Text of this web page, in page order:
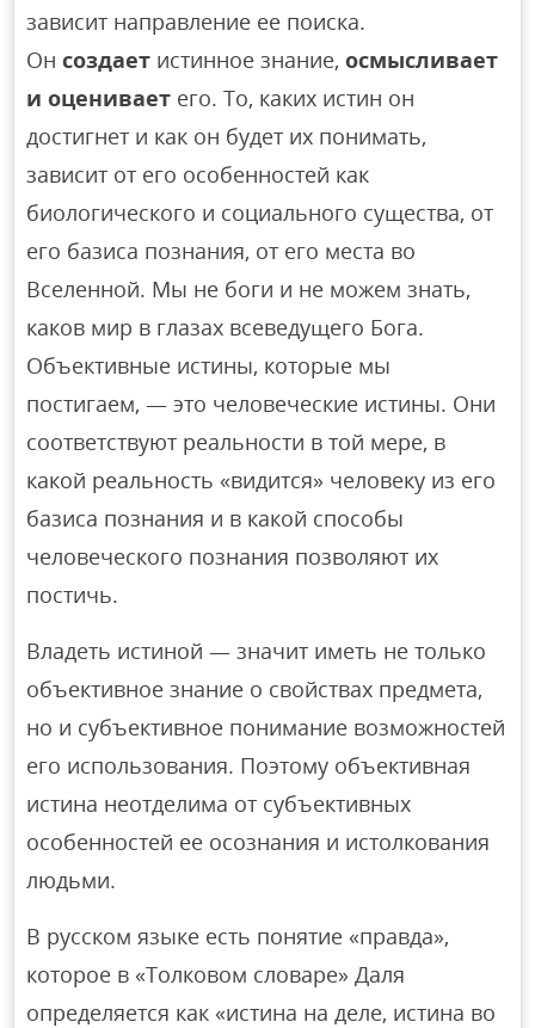
зависит направление ее поиска.
Онсоздает истинное знание,осмысливает
и оценивает его. То, каких истин он
достигнет и как он будет их понимать,
зависит от его особенностей как
биологического и социального существа, от
его базиса познания, от его места во
Вселенной. Мы не боги и не можем знать,
каков мир в глазах всеведущего Бога.
Объективные истины, которые мы
постигаем, — это человеческие истины. Они
соответствуют реальности в той мере, в
какой реальность «видится» человеку из его
базиса познания и в какой способы
человеческого познания позволяют их
постичь.
Владеть истиной — значит иметь не только
объективное знание о свойствах предмета,
но и субъективное понимание возможностей
его использования. Поэтому объективная
истина неотделима от субъективных
особенностей ее осознания и истолкования
людьми.
В русском языке есть понятие «правда»,
которое в «Толковом словаре» Даля
определяется как «истина на деле, истина во